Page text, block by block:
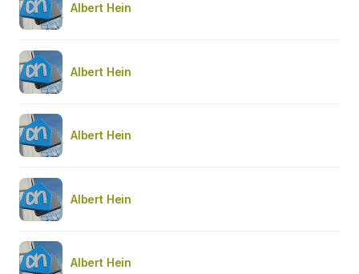
Albert Hein
Albert Hein
Albert Hein
Albert Hein
Albert Hein